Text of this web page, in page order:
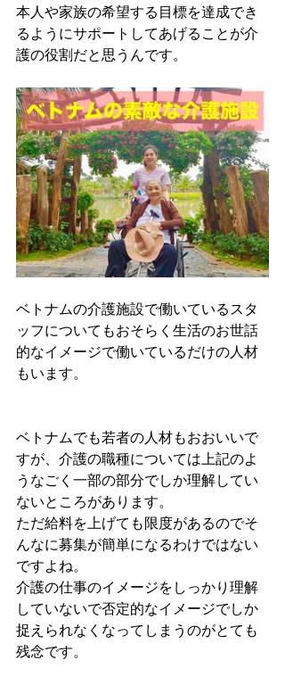
本人や家族の希望する目標を達成でき
るようにサポートしてあげることが介
護の役割だと思うんです。
ベトナムの介護施設で働いているスタ
ッフについてもおそらく生活のお世話
的なイメージで働いているだけの人材
もいます。
ベトナムでも若者の人材もおおいいで
すが、介護の職種については上記のよ
うなごく一部の部分でしか理解してい
ないところがあります。
ただ給料を上げても限度があるのでそ
んなに募集が簡単になるわけではない
ですよね。
介護の仕事のイメージをしっかり理解
していないで否定的なイメージでしか
捉えられなくなってしまうのがとても
残念です。